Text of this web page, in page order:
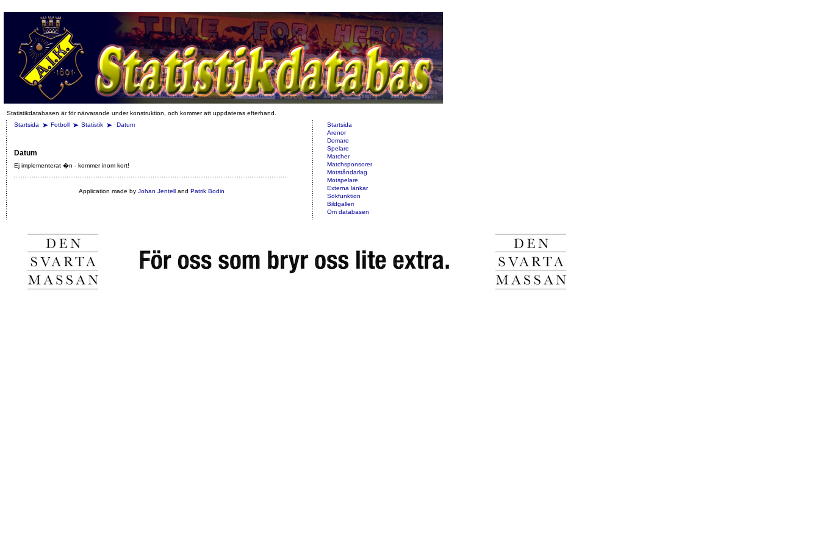
Statistikdatabasen är för närvarande under konstruktion, och kommer att uppdateras efterhand.
Startsida
Fotboll Statistik Datum
Datum
Ej implementerat �n - kommer inom kort!
Application made by Johan Jentelland Patrik Bodin
Startsida
Arenor
Domare
Spelare
Matcher
Matchsponsorer
Motståndarlag
Motspelare
Externa länkar
Sökfunktion
Bildgalleri
Om databasen